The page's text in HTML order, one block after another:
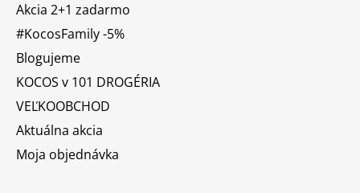
Akcia 2+1 zadarmo
#KocosFamily -5%
Blogujeme
KOCOS v 101 DROGÉRIA
VEĽKOOBCHOD
Aktuálna akcia
Moja objednávka